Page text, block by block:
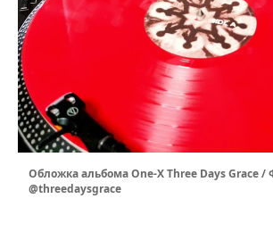
Обложка альбома One-X Three Days Grace /
@threedaysgrace